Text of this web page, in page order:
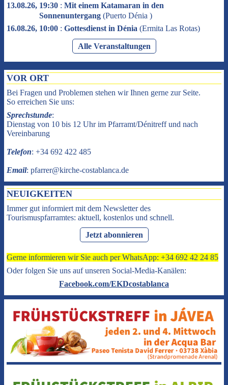
13.08.26, 19:30 : Mit einem Katamaran in den
Sonnenuntergang (Puerto Dénia )
16.08.26, 10:00 : Gottesdienst in Dénia (Ermita Las Rotas)
Alle Veranstaltungen
VOR ORT
Bei Fragen und Problemen stehen wir Ihnen gerne zur Seite.
So erreichen Sie uns:
Sprechstunde:
Dienstag von 10 bis 12 Uhr im Pfarramt/Dénitreff und nach
Vereinbarung
Telefon: +34 692 422 485
Email: pfarrer@kirche-costablanca.de
NEUIGKEITEN
Immer gut informiert mit dem Newsletter des
Tourismuspfarramtes: aktuell, kostenlos und schnell.
Jetzt abonnieren
Gerne informieren wir Sie auch per WhatsApp: +34 692 42 24 85
Oder folgen Sie uns auf unseren Social-Media-Kanälen:
Facebook.com/EKDcostablanca